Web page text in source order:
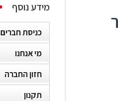
מידע נוסף
כניסת חברים
מי אנחנו
חזון החברה
תקנון